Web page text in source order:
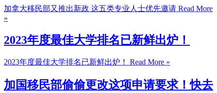
加拿大移民部又推出新政 这五类专业人士优先邀请 Read More
»
2023年度最佳大学排名已新鲜出炉！
2023年度最佳大学排名已新鲜出炉！ Read More »
加国移民部偷偷更改这项申请要求！快去